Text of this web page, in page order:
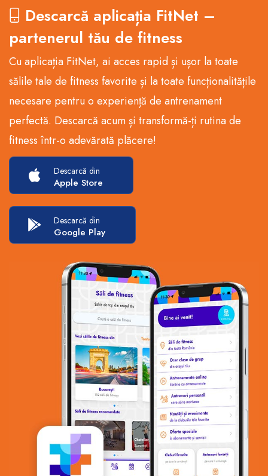
Descarcă aplicația FitNet –
partenerul tău de fitness
Cu aplicația FitNet, ai acces rapid și ușor la toate
sălile tale de fitness favorite și la toate funcționalitățile
necesare pentru o experiență de antrenament
perfectă. Descarcă acum și transformă-ți rutina de
fitness într-o adevărată plăcere!
Descarcă din
Apple Store
Descarcă din
Google Play